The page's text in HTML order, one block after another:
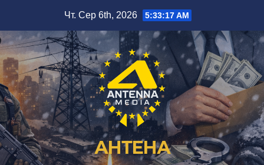
вмісту
Чт. Сер 6th, 2026 5:33:18 AM
АНТЕНА